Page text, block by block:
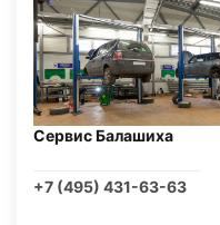
Сервис Балашиха
+7 (495) 431-63-63